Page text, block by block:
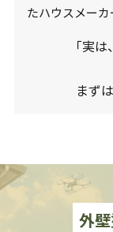
たハウスメーカ
「実
まず
外壁